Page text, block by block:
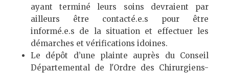
ayant terminé leurs soins devraient par
ailleurs être contacté.e.s pour être
informé.e.s de la situation et effectuer les
démarches et vérifications idoines.
Le dépôt d’une plainte auprès du Conseil
Départemental de l'Ordre des Chirurgiens-